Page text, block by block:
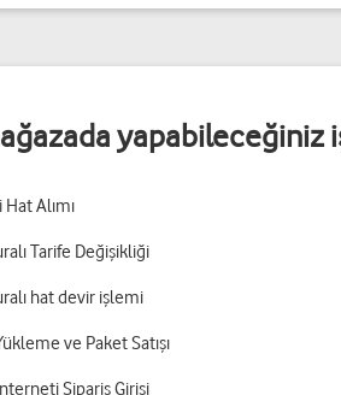
yapabileceğiniz
Hat Alımı
Tarife Değişikliği
hat devir işlemi
ve Paket Satışı
Sipariş Girişi